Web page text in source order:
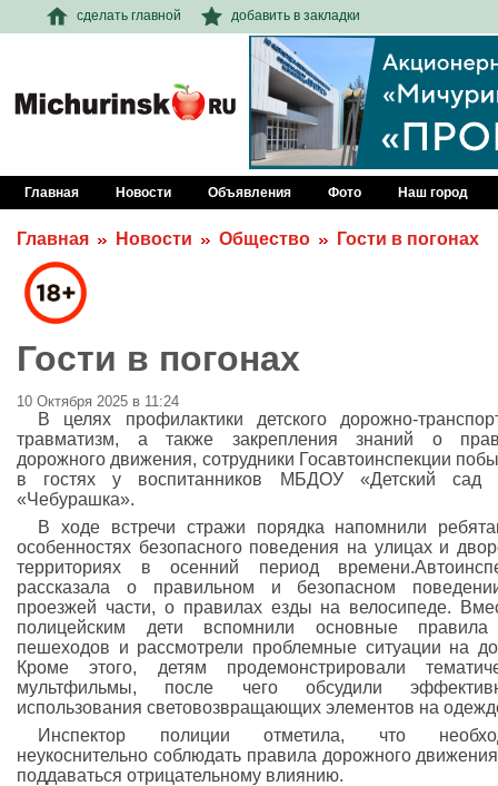
сделать главной добавить в закладки
Главная Новости Объявления Фото Наш город
Главная Новости Общество Гости в погонах
Гости в погонах
10 Октября 2025 в 11:24
В целях профилактики детского дорожно-
травматизм, а также закрепления знаний о
дорожного движения, сотрудники Госавтоинспекции
в гостях у воспитанников МБДОУ «Детский
«Чебурашка».
В ходе встречи стражи порядка напомнили
особенностях безопасного поведения на улицах и
территориях в осенний период
рассказала о правильном и безопасном
проезжей части, о правилах езды на велосипеде.
полицейским дети вспомнили основные
пешеходов и рассмотрели проблемные ситуации на
Кроме этого, детям продемонстрировали
мультфильмы, после чего обсудили
использования световозвращающих элементов на
Инспектор полиции отметила, что
неукоснительно соблюдать правила дорожного
поддаваться отрицательному влиянию.